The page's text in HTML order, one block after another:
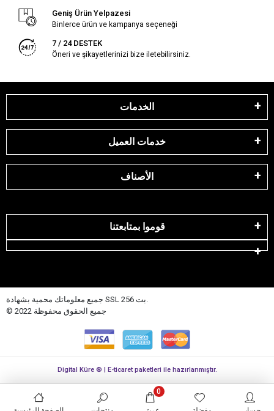
Geniş Ürün Yelpazesi
Binlerce ürün ve kampanya seçeneği
7 / 24 DESTEK
Öneri ve şikayetlerinizi bize iletebilirsiniz.
الخدمات
خدمات العميل
الأصناف
قوموا بمتابعتنا
جميع معلوماتك محمية بشهادة SSL 256 بت.
© 2022 جميع الحقوق محفوظة
0
Digital Küre ® | E-ticaret paketleri ile hazırlanmıştır.